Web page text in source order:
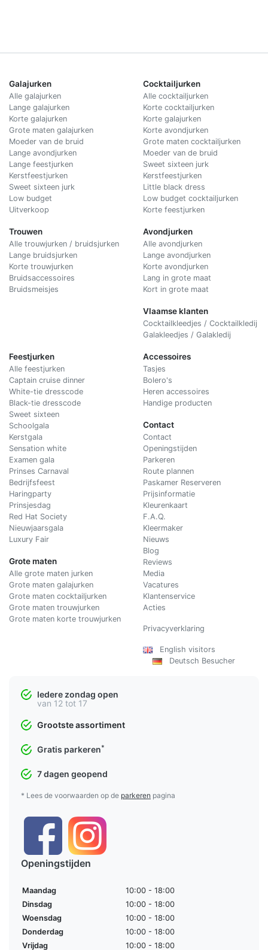
Galajurken
Alle galajurken
Lange galajurken
Korte galajurken
Grote maten galajurken
Moeder van de bruid
Lange avondjurken
Lange feestjurken
Kerstfeestjurken
Sweet sixteen jurk
Low budget
Uitverkoop
Trouwen
Alle trouwjurken / bruidsjurken
Lange bruidsjurken
Korte trouwjurken
Bruidsaccessoires
Bruidsmeisjes
Cocktailjurken
Alle cocktailjurken
Korte cocktailjurken
Korte galajurken
Korte avondjurken
Grote maten cocktailjurken
Moeder van de bruid
Sweet sixteen jurk
Kerstfeestjurken
Little black dress
Low budget cocktailjurken
Korte feestjurken
Avondjurken
Alle avondjurken
Lange avondjurken
Korte avondjurken
Lang in grote maat
Kort in grote maat
Vlaamse klanten
Cocktailkleedjes / Cocktailkledij
Galakleedjes / Galakledij
Feestjurken
Alle feestjurken
Captain cruise dinner
White-tie dresscode
Black-tie dresscode
Sweet sixteen
Schoolgala
Kerstgala
Sensation white
Examen gala
Prinses Carnaval
Bedrijfsfeest
Haringparty
Prinsjesdag
Red Hat Society
Nieuwjaarsgala
Luxury Fair
Grote maten
Alle grote maten jurken
Grote maten galajurken
Grote maten cocktailjurken
Grote maten trouwjurken
Grote maten korte trouwjurken
Accessoires
Tasjes
Bolero's
Heren accessoires
Handige producten
Contact
Contact
Openingstijden
Parkeren
Route plannen
Paskamer Reserveren
Prijsinformatie
Kleurenkaart
F.A.Q.
Kleermaker
Nieuws
Blog
Reviews
Media
Vacatures
Klantenservice
Acties
Privacyverklaring
English visitors
Deutsch Besucher
Iedere zondag open
van 12 tot 17
Grootste assortiment
Gratis parkeren*
7 dagen geopend
* Lees de voorwaarden op de parkeren pagina
Openingstijden
Maandag
10:00 - 18:00
Dinsdag
10:00 - 18:00
Woensdag
10:00 - 18:00
Donderdag
10:00 - 18:00
Vrijdag
10:00 - 18:00